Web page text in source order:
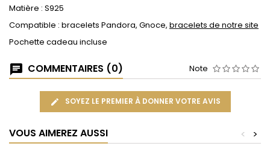
Matière : S925
Compatible : bracelets Pandora, Gnoce, bracelets de notre site
Pochette cadeau incluse
COMMENTAIRES (0) Note
SOYEZ LE PREMIER À DONNER VOTRE AVIS
VOUS AIMEREZ AUSSI >
<